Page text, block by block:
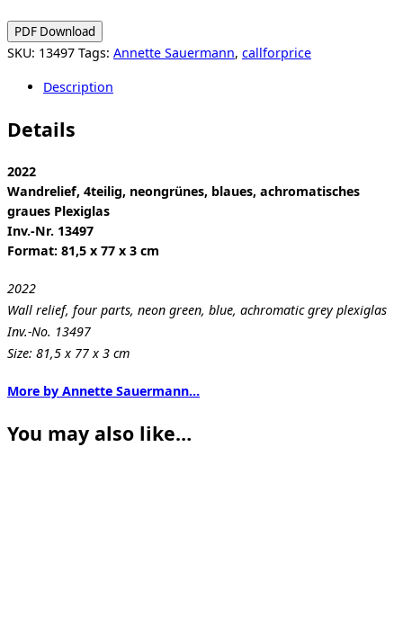
PDF Download
SKU: 13497 Tags: Annette Sauermann, callforprice
Description
Details
2022
Wandrelief, 4teilig, neongrünes, blaues, achromatisches
graues Plexiglas
Inv.-Nr. 13497
Format: 81,5 x 77 x 3 cm
2022
Wall relief, four parts, neon green, blue, achromatic grey plexiglas
Inv.-No. 13497
Size: 81,5 x 77 x 3 cm
More by Annette Sauermann…
You may also like…